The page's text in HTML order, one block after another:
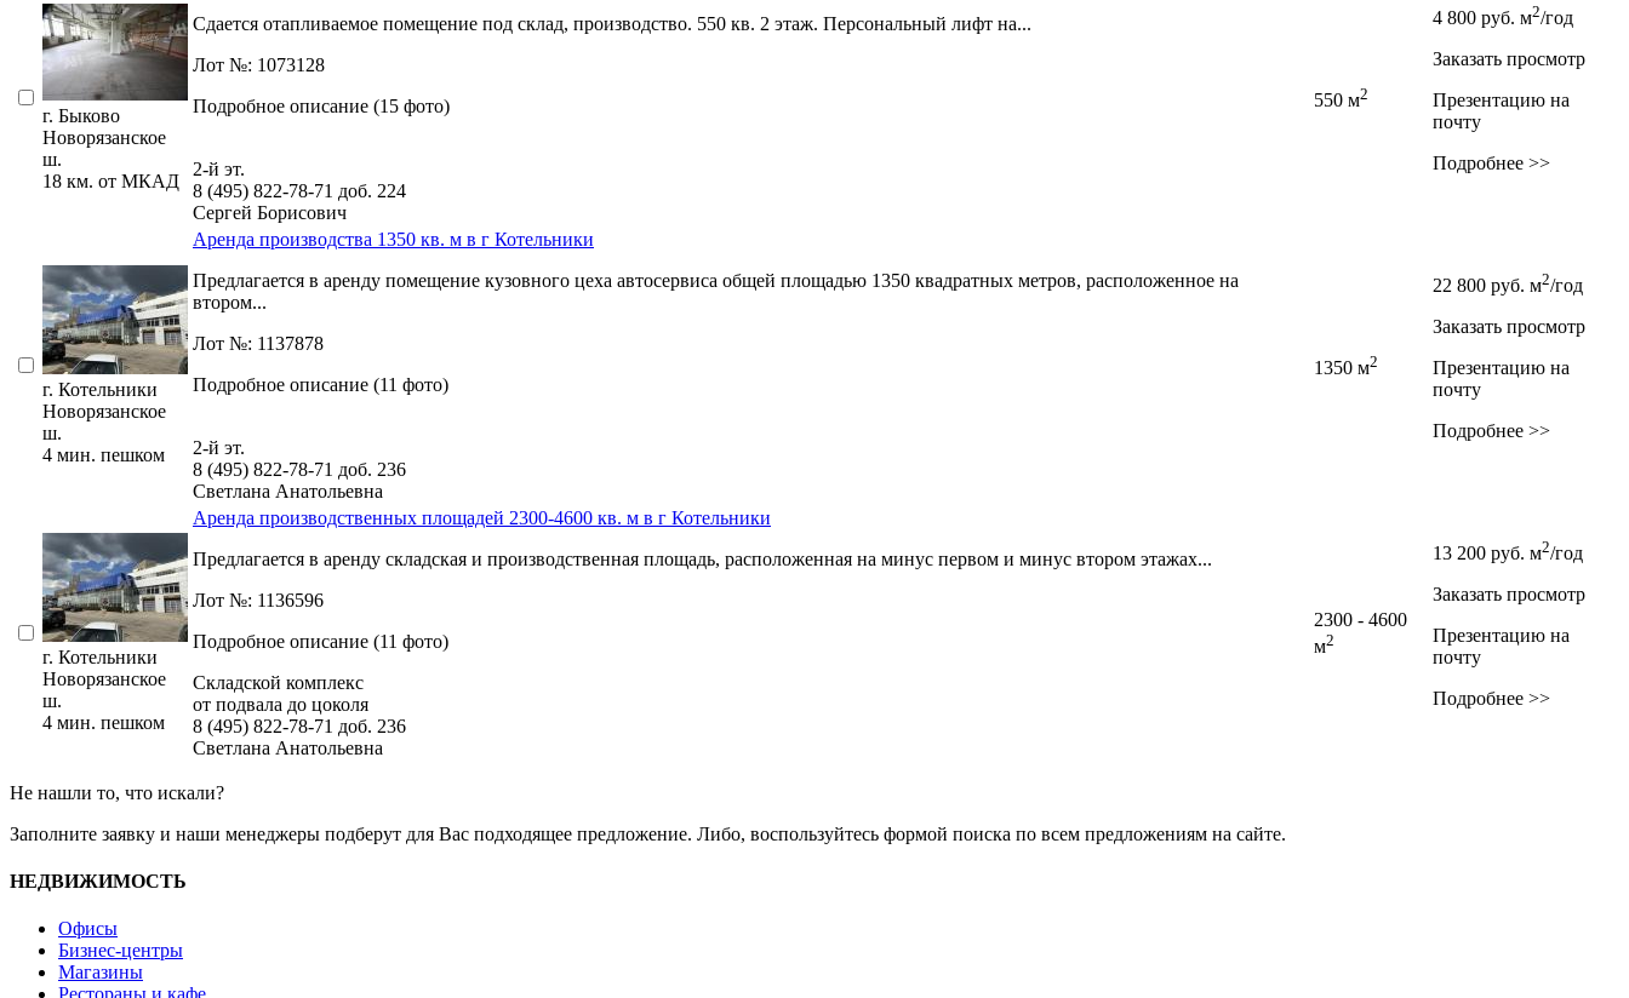
г. Быково
Новорязанское
ш.
18 км. от МКАД
Сдается отапливаемое помещение под склад,­ производство. 550 кв. 2 этаж. Персональный лифт на...
Лот №: 1073128
Подробное описание (15 фото)
2-й эт.
8 (495) 822-78-71 доб. 224
Сергей Борисович
550 м2
4 800 руб. м2/год
Заказать просмотр
Презентацию на
почту
Подробнее >>
г. Котельники
Новорязанское
ш.
4 мин. пешком
Аренда производства 1350 кв. м в г Котельники
Предлагается в аренду помещение кузовного цеха автосервиса общей площадью 1350 квадратных метров,­ расположенное на
втором...
Лот №: 1137878
Подробное описание (11 фото)
2-й эт.
8 (495) 822-78-71 доб. 236
Светлана Анатольевна
1350 м2
22 800 руб. м2/год
Заказать просмотр
Презентацию на
почту
Подробнее >>
г. Котельники
Новорязанское
ш.
4 мин. пешком
Аренда производственных площадей 2300-4600 кв. м в г Котельники
Предлагается в аренду складская и производственная площадь,­ расположенная на минус первом и минус втором этажах...
Лот №: 1136596
Подробное описание (11 фото)
Складской комплекс
от подвала до цоколя
8 (495) 822-78-71 доб. 236
Светлана Анатольевна
2300 - 4600
м2
13 200 руб. м2/год
Заказать просмотр
Презентацию на
почту
Подробнее >>
Не нашли то, что искали?
Заполните заявку и наши менеджеры подберут для Вас подходящее предложение. Либо, воспользуйтесь формой поиска по всем предложениям на сайте.
НЕДВИЖИМОСТЬ
Офисы
Бизнес-центры
Магазины
Рестораны и кафе